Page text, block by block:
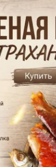
вяленой
помогает
пакет, чтобы
и пример
и
и